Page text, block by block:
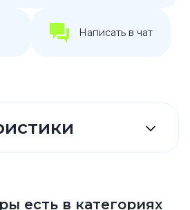
Написать в чат
есть в категориях